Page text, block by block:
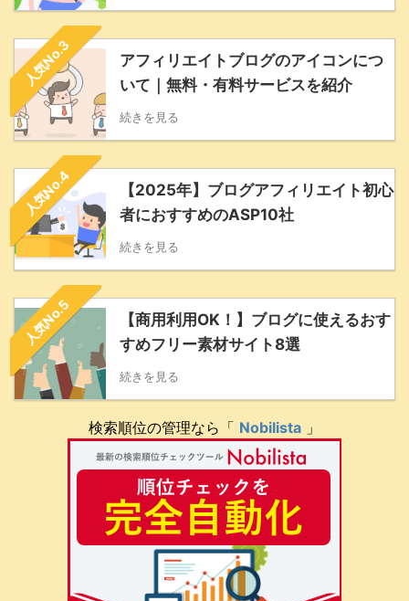
人気No.3
アフィリエイトブログのアイコンにつ
いて｜無料・有料サービスを紹介
続きを見る
人気No.4
【2025年】ブログアフィリエイト初心
者におすすめのASP10社
続きを見る
人気No.5
【商用利用OK！】ブログに使えるおす
すめフリー素材サイト8選
続きを見る
検索順位の管理なら「 Nobilista 」